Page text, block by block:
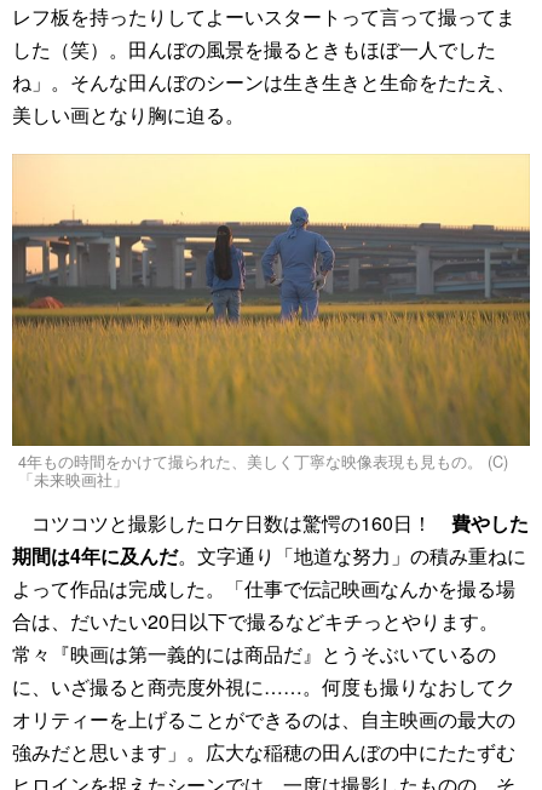
レフ板を持ったりしてよーいスタートって言って撮ってま
した（笑）。田んぼの風景を撮るときもほぼ一人でした
ね」。そんな田んぼのシーンは生き生きと生命をたたえ、
美しい画となり胸に迫る。
4年もの時間をかけて撮られた、美しく丁寧な映像表現も見もの。 (C)
「未来映画社」
コツコツと撮影したロケ日数は驚愕の160日！ 費やした
期間は4年に及んだ。文字通り「地道な努力」の積み重ねに
よって作品は完成した。「仕事で伝記映画なんかを撮る場
合は、だいたい20日以下で撮るなどキチっとやります。
常々『映画は第一義的には商品だ』とうそぶいているの
に、いざ撮ると商売度外視に……。何度も撮りなおしてク
オリティーを上げることができるのは、自主映画の最大の
強みだと思います」。広大な稲穂の田んぼの中にたたずむ
ヒロインを捉えたシーンでは、一度は撮影したものの、そ